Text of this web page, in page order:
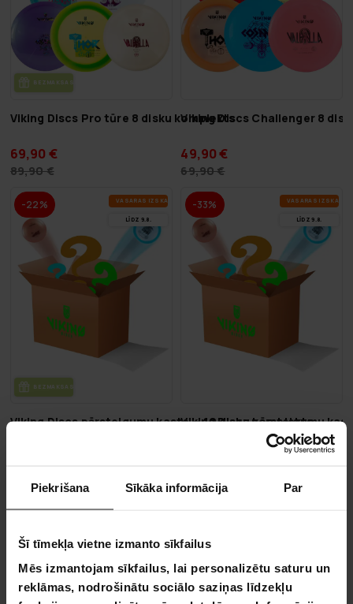
Piekrišana Sīkāka informācija Par
Šī tīmekļa vietne izmanto sīkfailus
Mēs izmantojam sīkfailus, lai personalizētu saturu un
reklāmas, nodrošinātu sociālo saziņas līdzekļu
BEZ­MAK­SAS PIE­GĀ­DE
Viking Discs Pro tūre 8 disku komplekts
69,90 €
89,90 €
Viking Discs Challenger 8
49,90 €
69,90 €
-22% VA­SA­RAS IZ­SKA­ŅA
LĪDZ 9.8.
BEZ­MAK­SAS PIE­GĀ­DE
Viking Discs pārsteigumu kaste — 10 disku komplekts
-33% VA­SA­RAS IZ­SKA­ŅA
LĪDZ 9.8.
Viking Discs pārsteigumu
-50%